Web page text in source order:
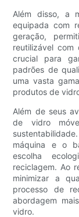
Além disso, a
equipada com
geração,
reutilizável com
crucial para
padrões de
uma vasta
produtos de
Além de seus
de vidro
máquina e o
escolha
reciclagem. Ao
minimizar a
processo de
abordagem
vidro.